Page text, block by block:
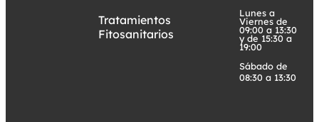
Tratamientos
Fitosanitarios
Lunes a
Viernes de
09:00 a 13:30
y de 15:30 a
19:00
Sábado de
08:30 a 13:30